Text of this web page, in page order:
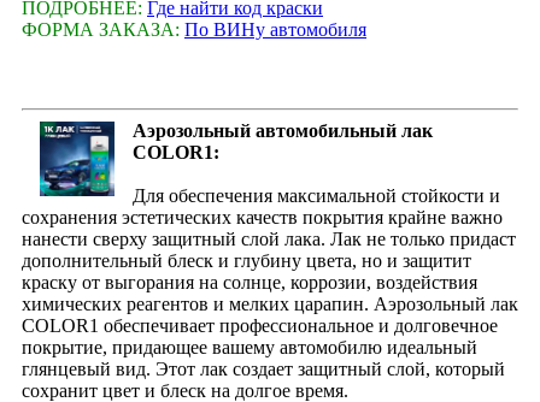
ПОДРОБНЕЕ: Где найти код краски
ФОРМА ЗАКАЗА: По ВИНу автомобиля
Аэрозольный автомобильный лак
COLOR1:
Для обеспечения максимальной стойкости и
сохранения эстетических качеств покрытия крайне важно
нанести сверху защитный слой лака. Лак не только придаст
дополнительный блеск и глубину цвета, но и защитит
краску от выгорания на солнце, коррозии, воздействия
химических реагентов и мелких царапин. Аэрозольный лак
COLOR1 обеспечивает профессиональное и долговечное
покрытие, придающее вашему автомобилю идеальный
глянцевый вид. Этот лак создает защитный слой, который
сохранит цвет и блеск на долгое время.